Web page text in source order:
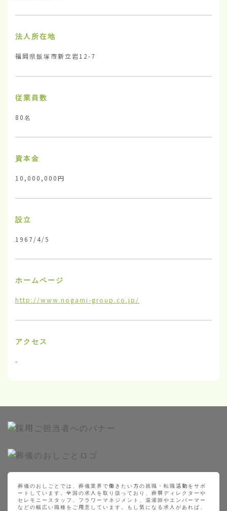
法人所在地
福岡県飯塚市新立岩12-7
従業員数
80名
資本金
10,000,000円
設立
1967/4/5
ホームページ
http://www.nogami-group.co.jp/
アクセス
-
葬儀のおしごとでは、葬儀業界で働きたい方の就職・転職活動をサポ
ートしています。全国の求人を取り扱っており、葬祭ディレクターや
セレモニースタッフ、フラワーマネジメント、湯灌師やエンバーマー
などの幅広い職種をご用意しています。もし気になる求人があれば、